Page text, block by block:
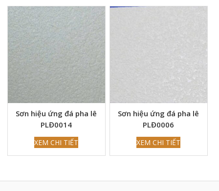
Sơn hiệu ứng đá pha lê
PLĐ0014
XEM CHI TIẾT
Sơn hiệu ứng đá pha lê
PLĐ0006
XEM CHI TIẾT